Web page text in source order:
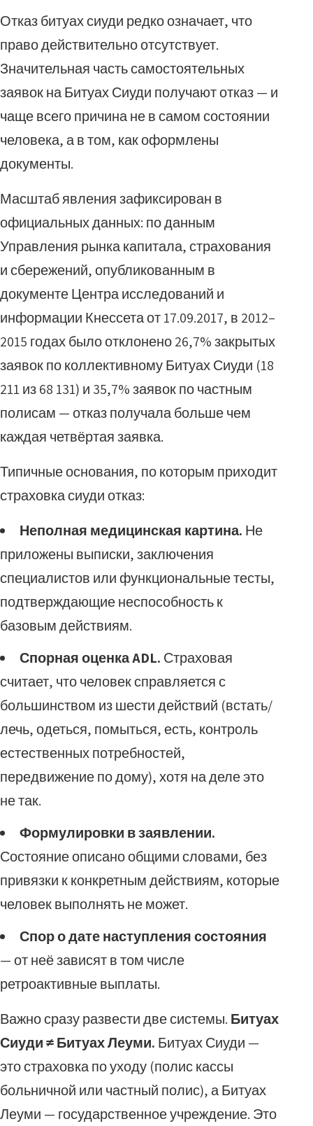
Отказ битуах сиуди редко означает, что
право действительно отсутствует.
Значительная часть самостоятельных
заявок на Битуах Сиуди получают отказ — и
чаще всего причина не в самом состоянии
человека, а в том, как оформлены
документы.
Масштаб явления зафиксирован в
официальных данных: по данным
Управления рынка капитала, страхования
и сбережений, опубликованным в
документе Центра исследований и
информации Кнессета от 17.09.2017, в 2012–
2015 годах было отклонено 26,7% закрытых
заявок по коллективному Битуах Сиуди (18
211 из 68 131) и 35,7% заявок по частным
полисам — отказ получала больше чем
каждая четвёртая заявка.
Типичные основания, по которым приходит
страховка сиуди отказ:
Неполная медицинская картина. Не
приложены выписки, заключения
специалистов или функциональные тесты,
подтверждающие неспособность к
базовым действиям.
Спорная оценка ADL. Страховая
считает, что человек справляется с
большинством из шести действий (встать/
лечь, одеться, помыться, есть, контроль
естественных потребностей,
передвижение по дому), хотя на деле это
не так.
Формулировки в заявлении.
Состояние описано общими словами, без
привязки к конкретным действиям, которые
человек выполнять не может.
Спор о дате наступления состояния
— от неё зависят в том числе
ретроактивные выплаты.
Важно сразу развести две системы. Битуах
Сиуди ≠ Битуах Леуми. Битуах Сиуди —
это страховка по уходу (полис кассы
больничной или частный полис), а Битуах
Леуми — государственное учреждение. Это